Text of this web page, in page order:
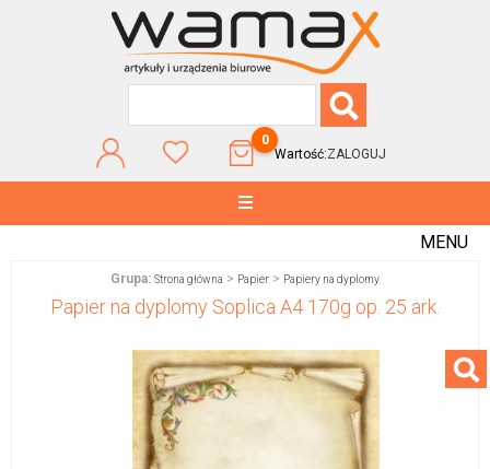
0
Wartość:ZALOGUJ
MENU
Grupa: Strona główna > Papier > Papiery na dyplomy
Papier na dyplomy Soplica A4 170g op. 25 ark.